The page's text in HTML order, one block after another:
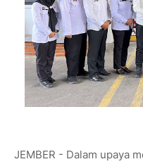
JEMBER - Dalam upaya